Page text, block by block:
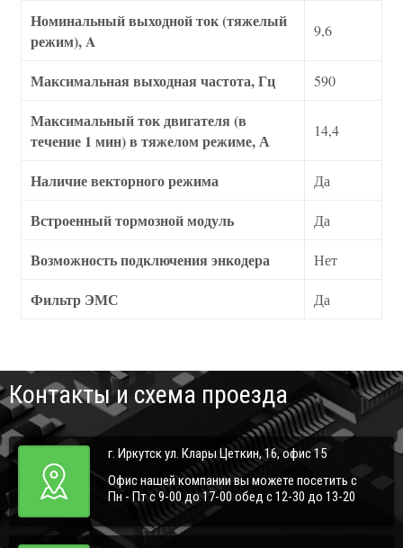
Номинальный выходной ток (тяжелый
режим), A
9,6
Максимальная выходная частота, Гц 590
Максимальный ток двигателя (в
течение 1 мин) в тяжелом режиме, А
14,4
Наличие векторного режима Да
Встроенный тормозной модуль Да
Возможность подключения энкодера Нет
Фильтр ЭМС Да
Контакты и схема проезда
г. Иркутск ул. Клары Цеткин, 16, офис 15
Офис нашей компании вы можете посетить с
Пн - Пт с 9-00 до 17-00 обед с 12-30 до 13-20